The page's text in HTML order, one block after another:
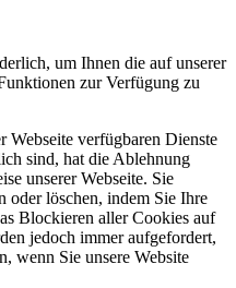
um Ihnen die auf unserer
zur Verfügung zu
Webseite verfügbaren Dienste
sind, hat die Ablehnung
unserer Webseite. Sie
oder löschen, indem Sie Ihre
Blockieren aller Cookies auf
jedoch immer aufgefordert,
wenn Sie unsere Website